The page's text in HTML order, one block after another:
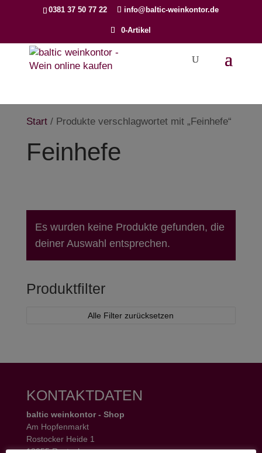
0381 37 50 77 22 info@baltic-weinkontor.de
0-Artikel
search
Start/ Produkte verschlagwortet mit „Feinhefe“
Feinhefe
Es wurden keine Produkte gefunden, die
deiner Auswahl entsprechen.
Produktfilter
Alle Filter zurücksetzen
KONTAKTDATEN
baltic weinkontor - Shop
Am Hopfenmarkt
Rostocker Heide 1